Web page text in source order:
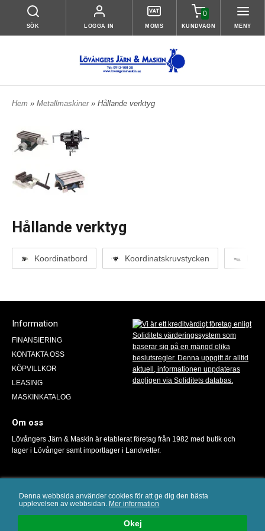
Okej
Denna webbsida använder cookies för att ge dig den bästa
upplevelsen av webbsidan. Mer information
SÖK LOGGA IN MOMS
0
KUNDVAGN MENY
Hem » Metallmaskiner » Hållande verktyg
Hållande verktyg
Koordinatbord Koordinatskruvstycken
Information
FINANSIERING
KONTAKTA OSS
KÖPVILLKOR
LEASING
MASKINKATALOG
Om oss
Lövångers Järn & Maskin är etablerat företag från 1982 med butik och
lager i Lövånger samt importlager i Landvetter.
eValent Group